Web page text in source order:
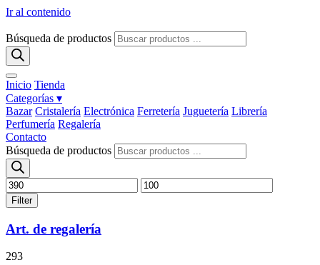
Ir al contenido
Búsqueda de productos
Inicio Tienda
Categorías ▾
Bazar Cristalería Electrónica Ferretería Juguetería Librería
Perfumería Regalería
Contacto
Búsqueda de productos
Filter
Art. de regalería
293